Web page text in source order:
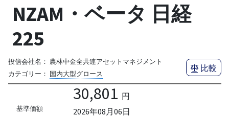
NZAM・ベータ 日経
225
投信会社名： 農林中金全共連アセットマネジメント
カテゴリー： 国内大型グロース
比較
基準価額
30,801 円
2026年08月06日